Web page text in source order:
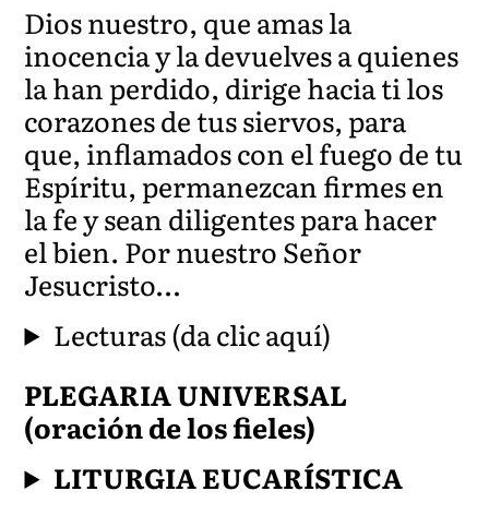
Dios nuestro, que amas la
inocencia y la devuelves a quienes
la han perdido, dirige hacia ti los
corazones de tus siervos, para
que, inflamados con el fuego de tu
Espíritu, permanezcan firmes en
la fe y sean diligentes para hacer
el bien. Por nuestro Señor
Jesucristo…
Lecturas (da clic aquí)
PLEGARIA UNIVERSAL
(oración de los fieles)
LITURGIA EUCARÍSTICA